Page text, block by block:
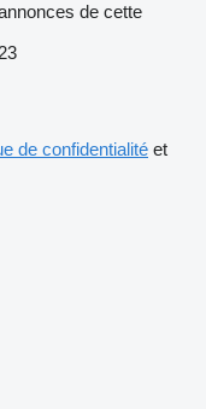
de cette
de confidentialité et